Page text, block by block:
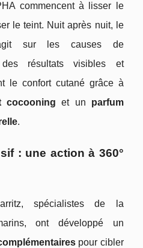
commencent à lisser le
le teint. Nuit après nuit, le
sur les causes de
des résultats visibles et
le confort cutané grâce à
cocooning et un parfum
.
: une action à 360°
spécialistes de la
ont développé un
pour cibler